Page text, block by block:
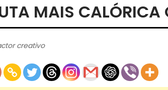
MAIS CALÓRICA
creativo